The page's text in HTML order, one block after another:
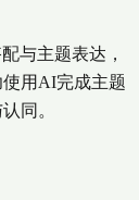
与主题表达，
用AI完成主题
同。